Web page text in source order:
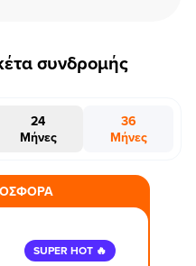
συνδρομής
24
Μήνες
36
Μήνες
SUPER HOT 🔥